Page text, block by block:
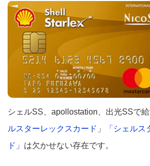
シェルSS、apollostation、出光SSで給
ルスターレックスカード 」
「シェル
ド」 は欠かせない存在です。